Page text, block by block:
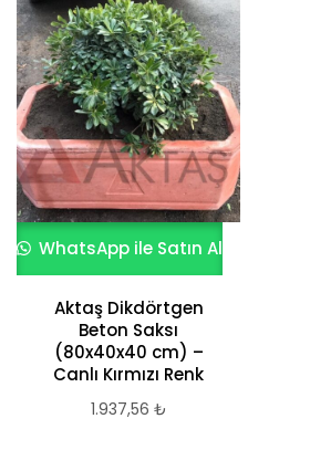
WhatsApp ile Satın Al
Aktaş Dikdörtgen
Beton Saksı
(80x40x40 cm) –
Canlı Kırmızı Renk
1.937,56 ₺